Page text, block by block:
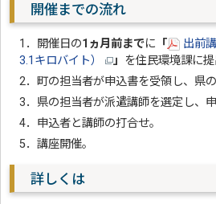
開催までの流れ
1．開催日の1ヵ月前までに 「
出前
3.1キロバイト） 」
を住民環境課に提
2．町の担当者が申込書を受領し、県の
3．県の担当者が派遣講師を選定し、
4．申込者と講師の打合せ。
5．講座開催。
詳しくは